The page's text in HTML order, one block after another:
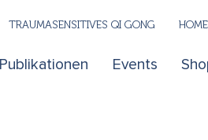
Publikationen Events
TRAUMASENSITIVES QI GONG HOME